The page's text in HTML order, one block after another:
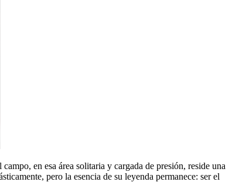
en esa área solitaria y cargada de presión, reside una
pero la esencia de su leyenda permanece: ser el